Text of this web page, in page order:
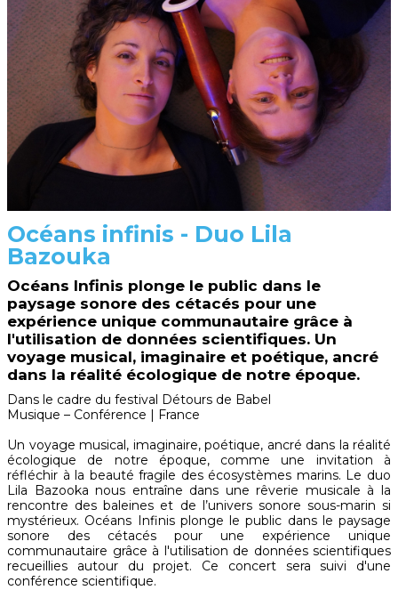
Océans infinis - Duo Lila
Bazouka
Océans Infinis plonge le public dans le
paysage sonore des cétacés pour une
expérience unique communautaire grâce à
l'utilisation de données scientifiques. Un
voyage musical, imaginaire et poétique, ancré
dans la réalité écologique de notre époque.
Dans le cadre du festival Détours de Babel
Musique – Conférence | France
Un voyage musical, imaginaire, poétique, ancré dans la réalité
écologique de notre époque, comme une invitation à
réfléchir à la beauté fragile des écosystèmes marins. Le duo
Lila Bazooka nous entraîne dans une rêverie musicale à la
rencontre des baleines et de l’univers sonore sous-marin si
mystérieux. Océans Infinis plonge le public dans le paysage
sonore des cétacés pour une expérience unique
communautaire grâce à l'utilisation de données scientifiques
recueillies autour du projet. Ce concert sera suivi d'une
conférence scientifique.